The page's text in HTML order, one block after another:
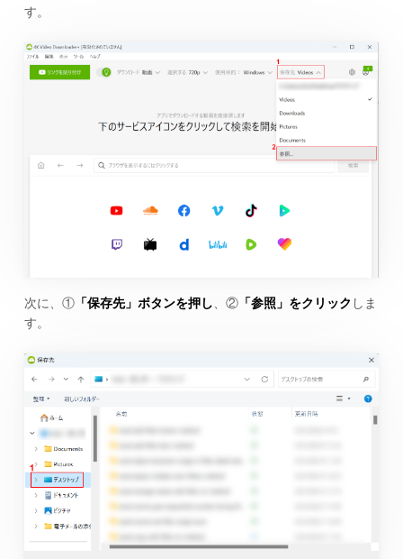
す。
次に、①「保存先」ボタンを押し 、②「参照」をクリック しま
す。